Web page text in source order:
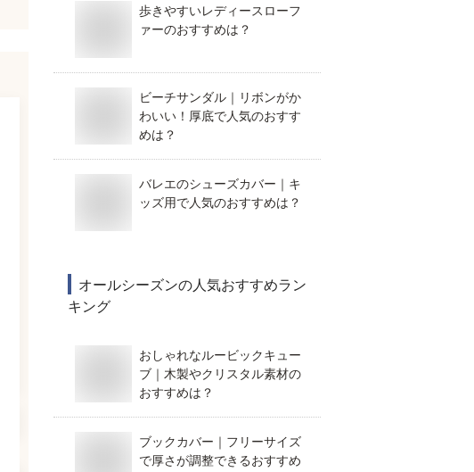
歩きやすいレディースローフ
ァーのおすすめは？
ビーチサンダル｜リボンがか
わいい！厚底で人気のおすす
めは？
バレエのシューズカバー｜キ
ッズ用で人気のおすすめは？
オールシーズンの人気おすすめラン
キング
おしゃれなルービックキュー
ブ｜木製やクリスタル素材の
おすすめは？
ブックカバー｜フリーサイズ
で厚さが調整できるおすすめ